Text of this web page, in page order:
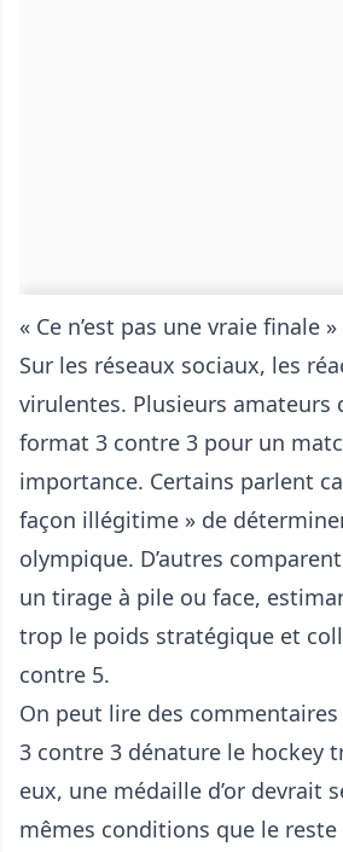
« Ce n’est pas une vraie finale »
Sur les réseaux sociaux, les
virulentes. Plusieurs amateurs
format 3 contre 3 pour un
importance. Certains parlent
façon illégitime » de
olympique. D’autres
un tirage à pile ou face,
trop le poids stratégique et
contre 5.
On peut lire des
3 contre 3 dénature le hockey
eux, une médaille d’or devrait
mêmes conditions que le